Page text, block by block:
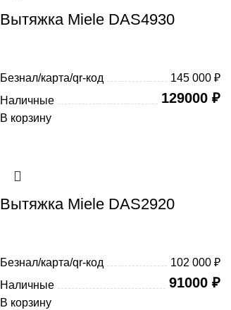
Вытяжка Miele DAS4930
Безнал/карта/qr-код
145 000 ₽
Наличные
129000 ₽
В корзину
Вытяжка Miele DAS2920
Безнал/карта/qr-код
102 000 ₽
Наличные
91000 ₽
В корзину